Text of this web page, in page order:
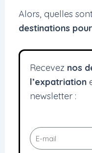
Alors, quelles
destinations
Recevez nos
l’expatriation
newsletter :
E
-